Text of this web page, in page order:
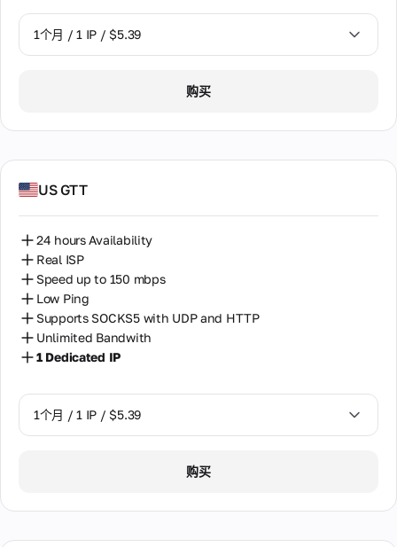
1个月 / 1 IP / $5.39
购买
US GTT
24 hours Availability
Real ISP
Speed up to 150 mbps
Low Ping
Supports SOCKS5 with UDP and HTTP
Unlimited Bandwith
1 Dedicated IP
1个月 / 1 IP / $5.39
购买